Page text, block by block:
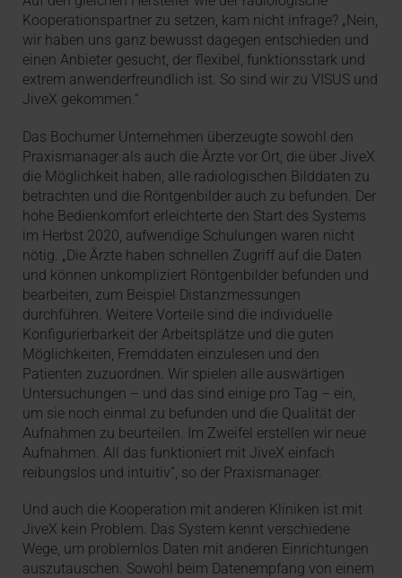
Kooperationspartner zu setzen, kam nicht infrage? „Nein,
wir haben uns ganz bewusst dagegen entschieden und
einen Anbieter gesucht, der flexibel, funktionsstark und
extrem anwenderfreundlich ist. So sind wir zu VISUS und
JiveX gekommen.“
Das Bochumer Unternehmen überzeugte sowohl den
Praxismanager als auch die Ärzte vor Ort, die über JiveX
die Möglichkeit haben, alle radiologischen Bilddaten zu
betrachten und die Röntgenbilder auch zu befunden. Der
hohe Bedienkomfort erleichterte den Start des Systems
im Herbst 2020, aufwendige Schulungen waren nicht
nötig. „Die Ärzte haben schnellen Zugriff auf die Daten
und können unkompliziert Röntgenbilder befunden und
bearbeiten, zum Beispiel Distanzmessungen
durchführen. Weitere Vorteile sind die individuelle
Konfigurierbarkeit der Arbeitsplätze und die guten
Möglichkeiten, Fremddaten einzulesen und den
Patienten zuzuordnen. Wir spielen alle auswärtigen
Untersuchungen – und das sind einige pro Tag – ein,
um sie noch einmal zu befunden und die Qualität der
Aufnahmen zu beurteilen. Im Zweifel erstellen wir neue
Aufnahmen. All das funktioniert mit JiveX einfach
reibungslos und intuitiv“, so der Praxismanager.
Und auch die Kooperation mit anderen Kliniken ist mit
JiveX kein Problem. Das System kennt verschiedene
Wege, um problemlos Daten mit anderen Einrichtungen
auszutauschen. Sowohl beim Datenempfang von einem